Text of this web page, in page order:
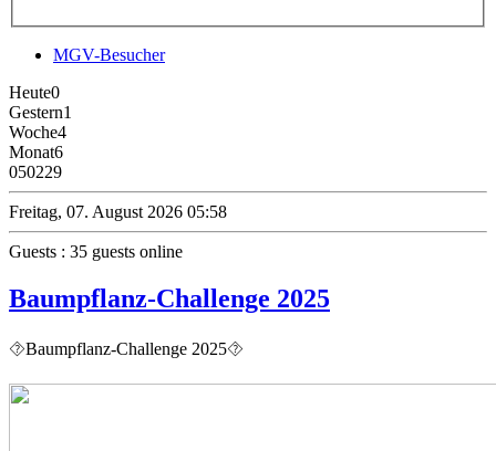
MGV-Besucher
Heute0
Gestern1
Woche4
Monat6
050229
Freitag, 07. August 2026 05:58
Guests : 35 guests online
Baumpflanz-Challenge 2025
⯑Baumpflanz-Challenge 2025⯑